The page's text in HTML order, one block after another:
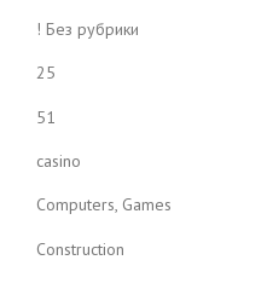
! Без рубрики
25
51
casino
Computers, Games
Construction